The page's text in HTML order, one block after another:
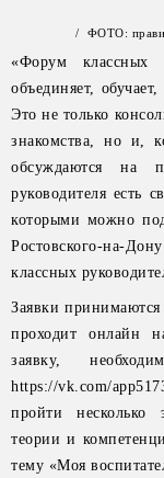
/ ФОТО:
«Форум классных
объединяет,
Это не только
знакомства, но и,
обсуждаются на
руководителя есть
которыми можно
Ростовского-на-
классных
Заявки
проходит онлайн
заявку,
https://vk.com/
пройти несколько
теории и
тему «Моя